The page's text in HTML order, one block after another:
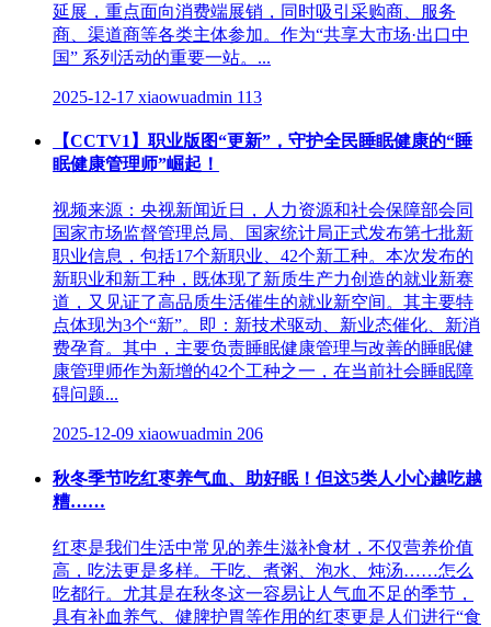
延展，重点面向消费端展销，同时吸引采购商、服务
商、渠道商等各类主体参加。作为“共享大市场·出口中
国” 系列活动的重要一站。...
2025-12-17 xiaowuadmin 113
【CCTV1】职业版图“更新”，守护全民睡眠健康的“睡
眠健康管理师”崛起！
视频来源：央视新闻近日，人力资源和社会保障部会同
国家市场监督管理总局、国家统计局正式发布第七批新
职业信息，包括17个新职业、42个新工种。本次发布的
新职业和新工种，既体现了新质生产力创造的就业新赛
道，又见证了高品质生活催生的就业新空间。其主要特
点体现为3个“新”。即：新技术驱动、新业态催化、新消
费孕育。其中，主要负责睡眠健康管理与改善的睡眠健
康管理师作为新增的42个工种之一，在当前社会睡眠障
碍问题...
2025-12-09 xiaowuadmin 206
秋冬季节吃红枣养气血、助好眠！但这5类人小心越吃越
糟……
红枣是我们生活中常见的养生滋补食材，不仅营养价值
高，吃法更是多样。干吃、煮粥、泡水、炖汤……怎么
吃都行。尤其是在秋冬这一容易让人气血不足的季节，
具有补血养气、健脾护胃等作用的红枣更是人们进行“食